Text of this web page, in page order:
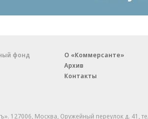
фонд
О «Коммерсанте»
Архив
Контакты
127006, Москва, Оружейный переулок д. 41,